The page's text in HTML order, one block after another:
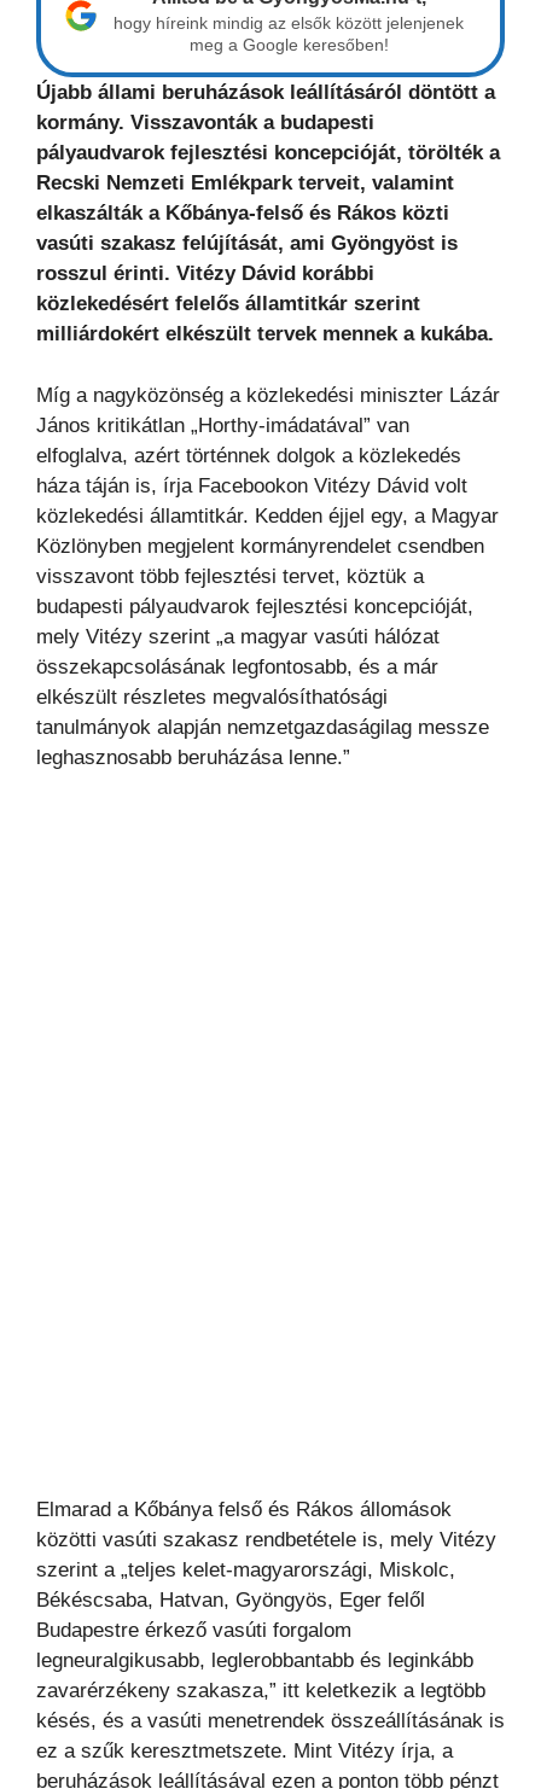
hogy híreink mindig az elsők között jelenjenek
meg a Google keresőben!
Újabb állami beruházások leállításáról döntött a
kormány. Visszavonták a budapesti
pályaudvarok fejlesztési koncepcióját, törölték a
Recski Nemzeti Emlékpark terveit, valamint
elkaszálták a Kőbánya-felső és Rákos közti
vasúti szakasz felújítását, ami Gyöngyöst is
rosszul érinti. Vitézy Dávid korábbi
közlekedésért felelős államtitkár szerint
milliárdokért elkészült tervek mennek a kukába.
Míg a nagyközönség a közlekedési miniszter Lázár
János kritikátlan „Horthy-imádatával” van
elfoglalva, azért történnek dolgok a közlekedés
háza táján is, írja Facebookon Vitézy Dávid volt
közlekedési államtitkár. Kedden éjjel egy, a Magyar
Közlönyben megjelent kormányrendelet csendben
visszavont több fejlesztési tervet, köztük a
budapesti pályaudvarok fejlesztési koncepcióját,
mely Vitézy szerint „a magyar vasúti hálózat
összekapcsolásának legfontosabb, és a már
elkészült részletes megvalósíthatósági
tanulmányok alapján nemzetgazdaságilag messze
leghasznosabb beruházása lenne.”
Elmarad a Kőbánya felső és Rákos állomások
közötti vasúti szakasz rendbetétele is, mely Vitézy
szerint a „teljes kelet-magyarországi, Miskolc,
Békéscsaba, Hatvan, Gyöngyös, Eger felől
Budapestre érkező vasúti forgalom
legneuralgikusabb, leglerobbantabb és leginkább
zavarérzékeny szakasza,” itt keletkezik a legtöbb
késés, és a vasúti menetrendek összeállításának is
ez a szűk keresztmetszete. Mint Vitézy írja, a
beruházások leállításával ezen a ponton több pénzt